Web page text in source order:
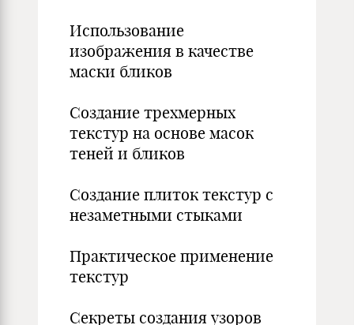
Использование
изображения в качестве
маски бликов
Создание трехмерных
текстур на основе масок
теней и бликов
Создание плиток текстур с
незаметными стыками
Практическое применение
текстур
Секреты создания узоров